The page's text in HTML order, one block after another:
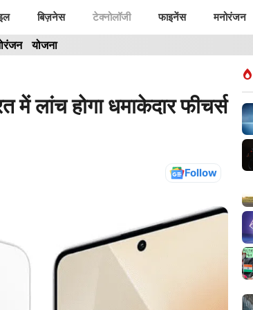
बिज़नेस टेक्नोलॉजी फाइनेंस मनोरंजन
योजना
होगा धमाकेदार फीचर्स
Follow